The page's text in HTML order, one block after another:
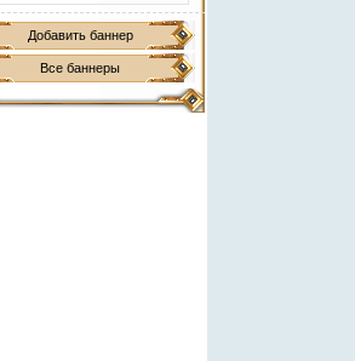
Добавить баннер
Все баннеры